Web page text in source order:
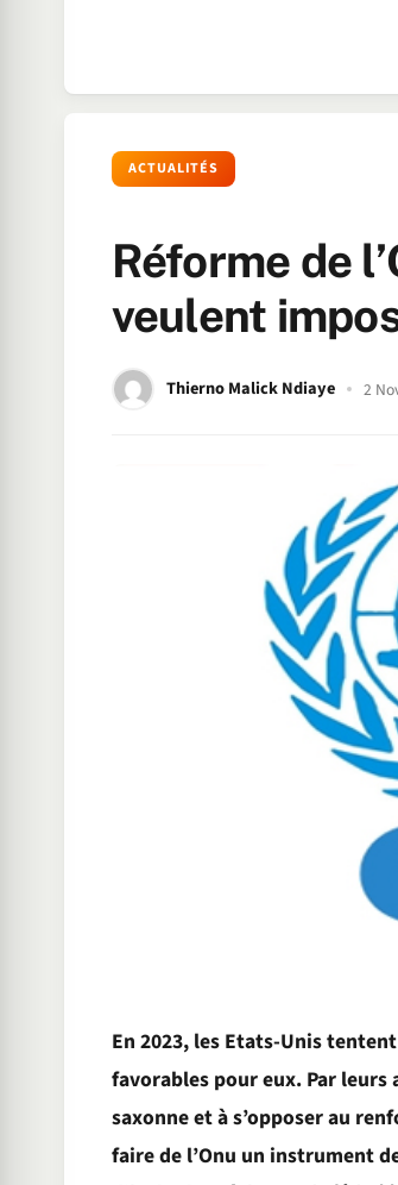
ACTUALITÉS
Réforme de
veulent
Thierno Malick Ndiaye 2
En 2023, les Etats-Unis
favorables pour eux. Par
saxonne et à s’opposer au
faire de l’Onu un instrument